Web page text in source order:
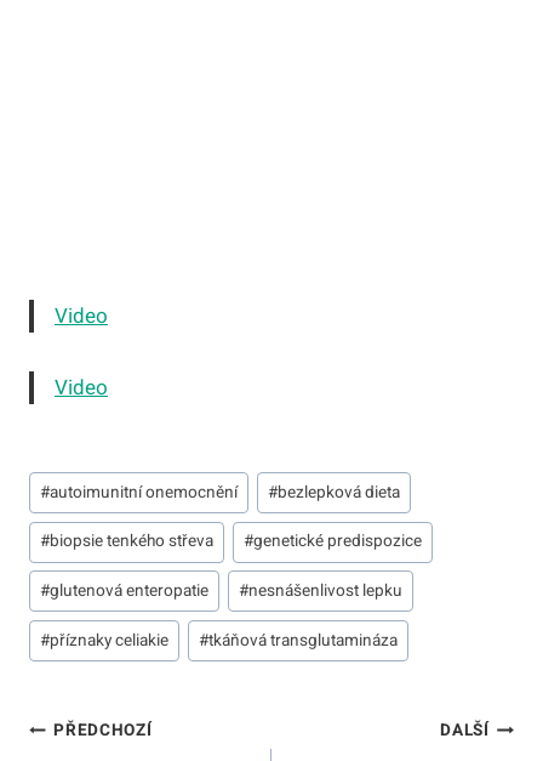
Video
Video
Štítky
příspěvků:
#autoimunitní onemocnění #bezlepková dieta
#biopsie tenkého střeva #genetické predispozice
#glutenová enteropatie #nesnášenlivost lepku
#příznaky celiakie #tkáňová transglutamináza
Navigace
PŘEDCHOZÍ DALŠÍ